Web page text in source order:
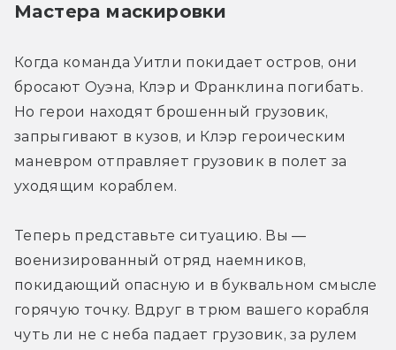
Мастера маскировки
Когда команда Уитли покидает остров, они
бросают Оуэна, Клэр и Франклина погибать.
Но герои находят брошенный грузовик,
запрыгивают в кузов, и Клэр героическим
маневром отправляет грузовик в полет за
уходящим кораблем.
Теперь представьте ситуацию. Вы —
военизированный отряд наемников,
покидающий опасную и в буквальном смысле
горячую точку. Вдруг в трюм вашего корабля
чуть ли не с неба падает грузовик, за рулем